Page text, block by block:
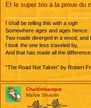
Et le super trio à la proue du
I shall be telling this with a sigh
Somewhere ages and ages hence:
Two roads diverged in a wood,
I took the one less traveled by,
And that has made all the difference.
"The Road Not Taken" by Robert
Chaltimbanque
Maître Shaolin